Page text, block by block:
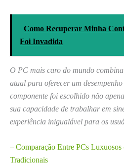
Como Recuperar Minha
Foi Invadida
O PC mais caro do mundo
atual para oferecer um
componente foi escolhido não
sua capacidade de trabalhar em
experiência inigualável para os
– Comparação Entre PCs Luxuosos
Tradicionais